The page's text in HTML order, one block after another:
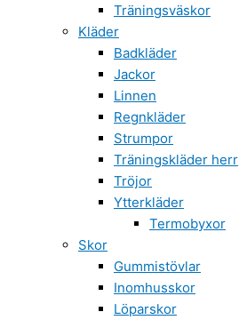
Träningsväskor
Kläder
Badkläder
Jackor
Linnen
Regnkläder
Strumpor
Träningskläder herr
Tröjor
Ytterkläder
Termobyxor
Skor
Gummistövlar
Inomhusskor
Löparskor